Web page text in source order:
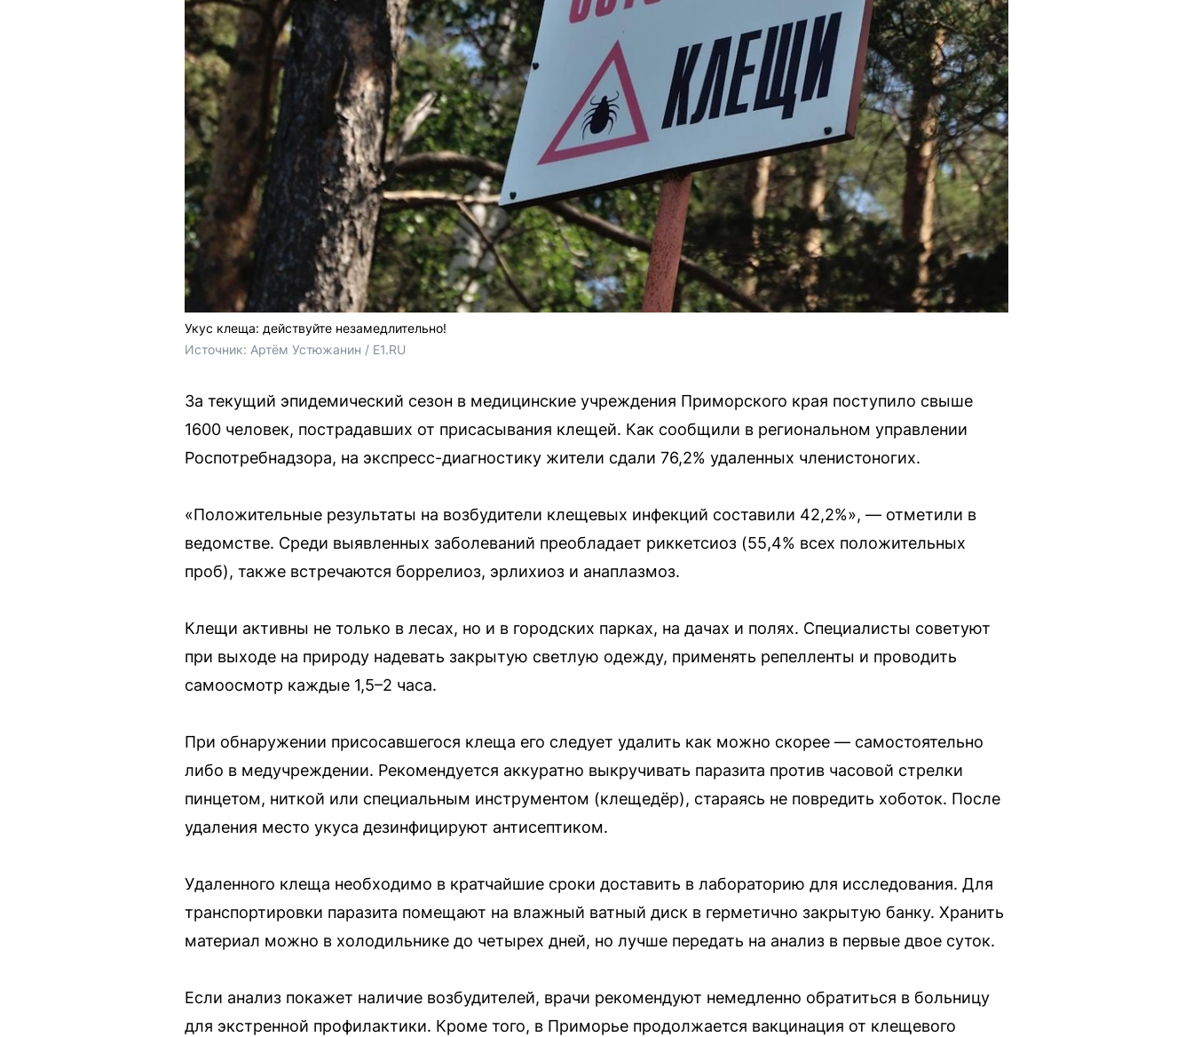
Укус клеща: действуйте незамедлительно!
Источник: Артём Устюжанин / E1.RU
За текущий эпидемический сезон в медицинские учреждения Приморского края поступило свыше
1600 человек, пострадавших от присасывания клещей. Как сообщили в региональном управлении
Роспотребнадзора, на экспресс-диагностику жители сдали 76,2% удаленных членистоногих.
«Положительные результаты на возбудители клещевых инфекций составили 42,2%», — отметили в
ведомстве. Среди выявленных заболеваний преобладает риккетсиоз (55,4% всех положительных
проб), также встречаются боррелиоз, эрлихиоз и анаплазмоз.
Клещи активны не только в лесах, но и в городских парках, на дачах и полях. Специалисты советуют
при выходе на природу надевать закрытую светлую одежду, применять репелленты и проводить
самоосмотр каждые 1,5–2 часа.
При обнаружении присосавшегося клеща его следует удалить как можно скорее — самостоятельно
либо в медучреждении. Рекомендуется аккуратно выкручивать паразита против часовой стрелки
пинцетом, ниткой или специальным инструментом (клещедёр), стараясь не повредить хоботок. После
удаления место укуса дезинфицируют антисептиком.
Удаленного клеща необходимо в кратчайшие сроки доставить в лабораторию для исследования. Для
транспортировки паразита помещают на влажный ватный диск в герметично закрытую банку. Хранить
материал можно в холодильнике до четырех дней, но лучше передать на анализ в первые двое суток.
Если анализ покажет наличие возбудителей, врачи рекомендуют немедленно обратиться в больницу
для экстренной профилактики. Кроме того, в Приморье продолжается вакцинация от клещевого